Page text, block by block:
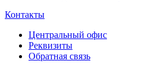
Контакты
Центральный офис
Реквизиты
Обратная связь